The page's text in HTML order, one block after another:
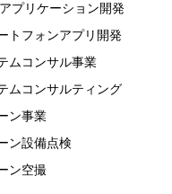
プリケーション開発
トフォンアプリ開発
ムコンサル事業
ムコンサルティング
ン事業
ン設備点検
ン空撮